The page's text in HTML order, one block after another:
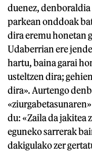
duenez,
parkean onddoak
dira eremu honetan
Udaberrian ere
hartu, baina garai
usteltzen dira;
dira». Aurtengo
du: «Zaila da jakitea
eguneko sarrerak
dakigulako zer